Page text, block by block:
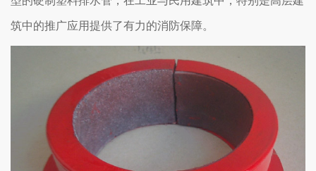
筑中的推广应用提供了有力的消防保障。